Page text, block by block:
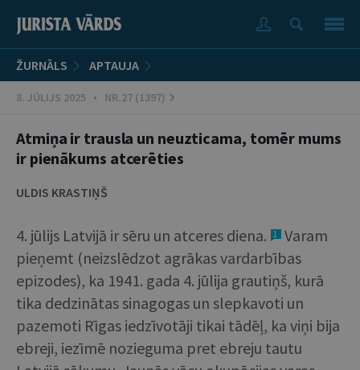
ŽURNĀLS APTAUJA
8. JŪLIJS 2025 • NR.27 (1397)
Atmiņa ir trausla un neuzticama, tomēr mums
ir pienākums atcerēties
ULDIS KRASTIŅŠ
4. jūlijs Latvijā ir sēru un atceres diena. 1
Varam
pieņemt (neizslēdzot agrākas vardarbības
epizodes), ka 1941. gada 4. jūlija grautiņš, kurā
tika dedzinātas sinagogas un slepkavoti un
pazemoti Rīgas iedzīvotāji tikai tādēļ, ka viņi bija
ebreji, iezīmē nozieguma pret ebreju tautu